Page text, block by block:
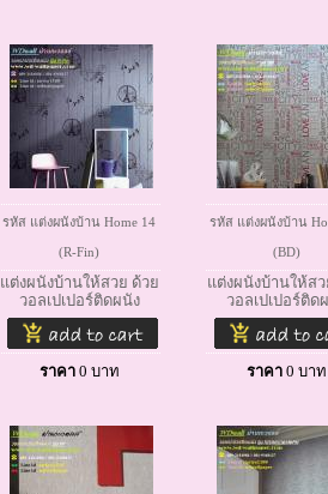
รหัส แต่งผนังบ้าน Home 14
(R-Fin)
แต่งผนังบ้านให้สวย ด้วย
วอลเปเปอร์ติดผนัง
ราคา 0 บาท
รหัส แต่งผนังบ้าน
(BD)
แต่งผนังบ้านให้ส
วอลเปเปอร์ติด
ราคา 0 บาท